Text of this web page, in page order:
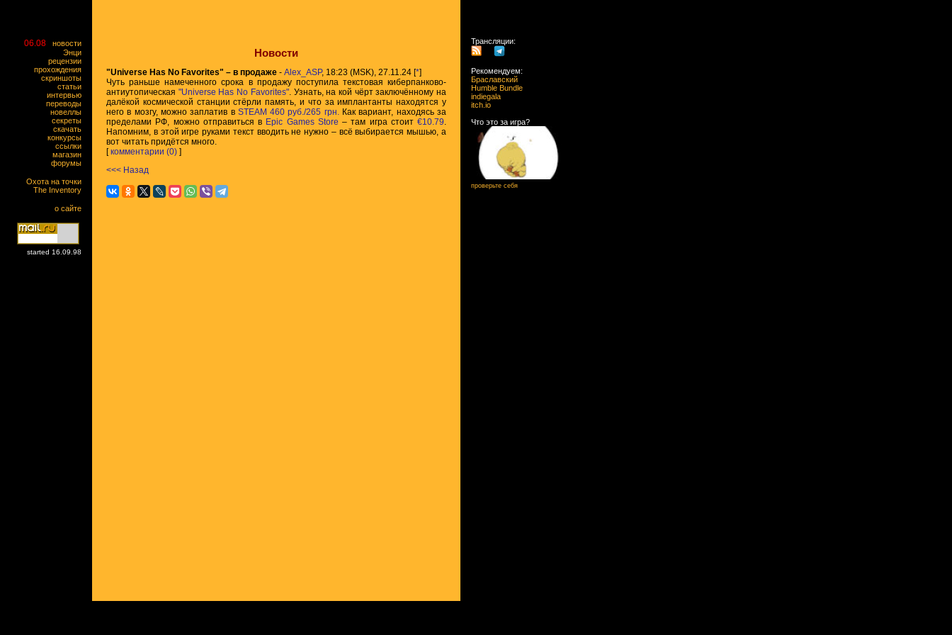
06.08
новости
Энци
рецензии
прохождения
скриншоты
статьи
интервью
переводы
новеллы
секреты
скачать
конкурсы
ссылки
магазин
форумы
Охота на точки
The Inventory
о сайте
started 16.09.98
Новости
"Universe Has No Favorites" – в продаже - Alex_ASP, 18:23 (MSK), 27.11.24 [*]
Чуть раньше намеченного срока в продажу поступила текстовая киберпанково-
антиутопическая "Universe Has No Favorites". Узнать, на кой чёрт заключённому на
далёкой космической станции стёрли память, и что за имплантанты находятся у
него в мозгу, можно заплатив в STEAM 460 руб./265 грн.Как вариант, находясь за
пределами РФ, можно отправиться в Epic Games Store – там игра стоит €10.79.
Напомним, в этой игре руками текст вводить не нужно – всё выбирается мышью, а
вот читать придётся много.
[комментарии (0) ]
<<< Назад
Трансляции:
Рекомендуем:
Браславский
Humble Bundle
indiegala
itch.io
Что это за игра?
проверьте себя